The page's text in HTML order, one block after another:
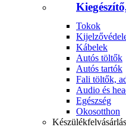
Tokok
Kábelek
Autós töltők
Autós tartók
Fali töltők,
Audio és
Egészség
Okosotthon